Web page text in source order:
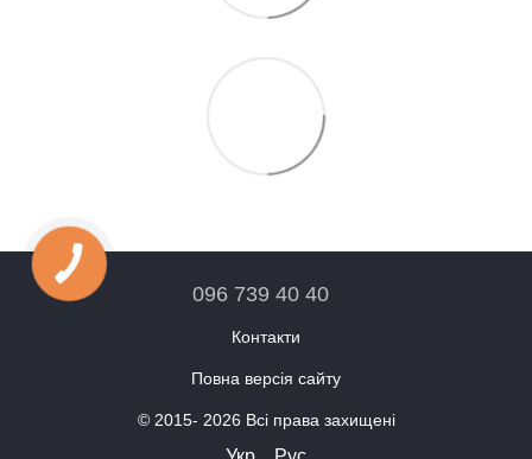
096 739 40 40
Контакти
Повна версія сайту
© 2015- 2026 Всі права захищені